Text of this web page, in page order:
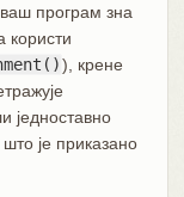
програм зна
користи
), крене
једноставно
је приказано